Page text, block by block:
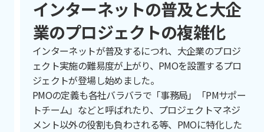
インターネットの普及と大企
業のプロジェクトの複雑化
インターネットが普及するにつれ、大企業のプロジ
ェクト実施の難易度が上がり、PMOを設置するプロ
ジェクトが登場し始めました。
PMOの定義も各社バラバラで「事務局」「PMサポー
トチーム」などと呼ばれたり、プロジェクトマネジ
メント以外の役割も負わされる等、PMOに特化した